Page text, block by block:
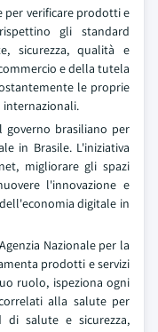
verificare prodotti e
gli standard
sicurezza, qualità e
e della tutela
le proprie
governo brasiliano per
in Brasile. L'iniziativa
migliorare gli spazi
l'innovazione e
digitale in
Nazionale per la
prodotti e servizi
ruolo, ispeziona ogni
alla salute per
salute e sicurezza,